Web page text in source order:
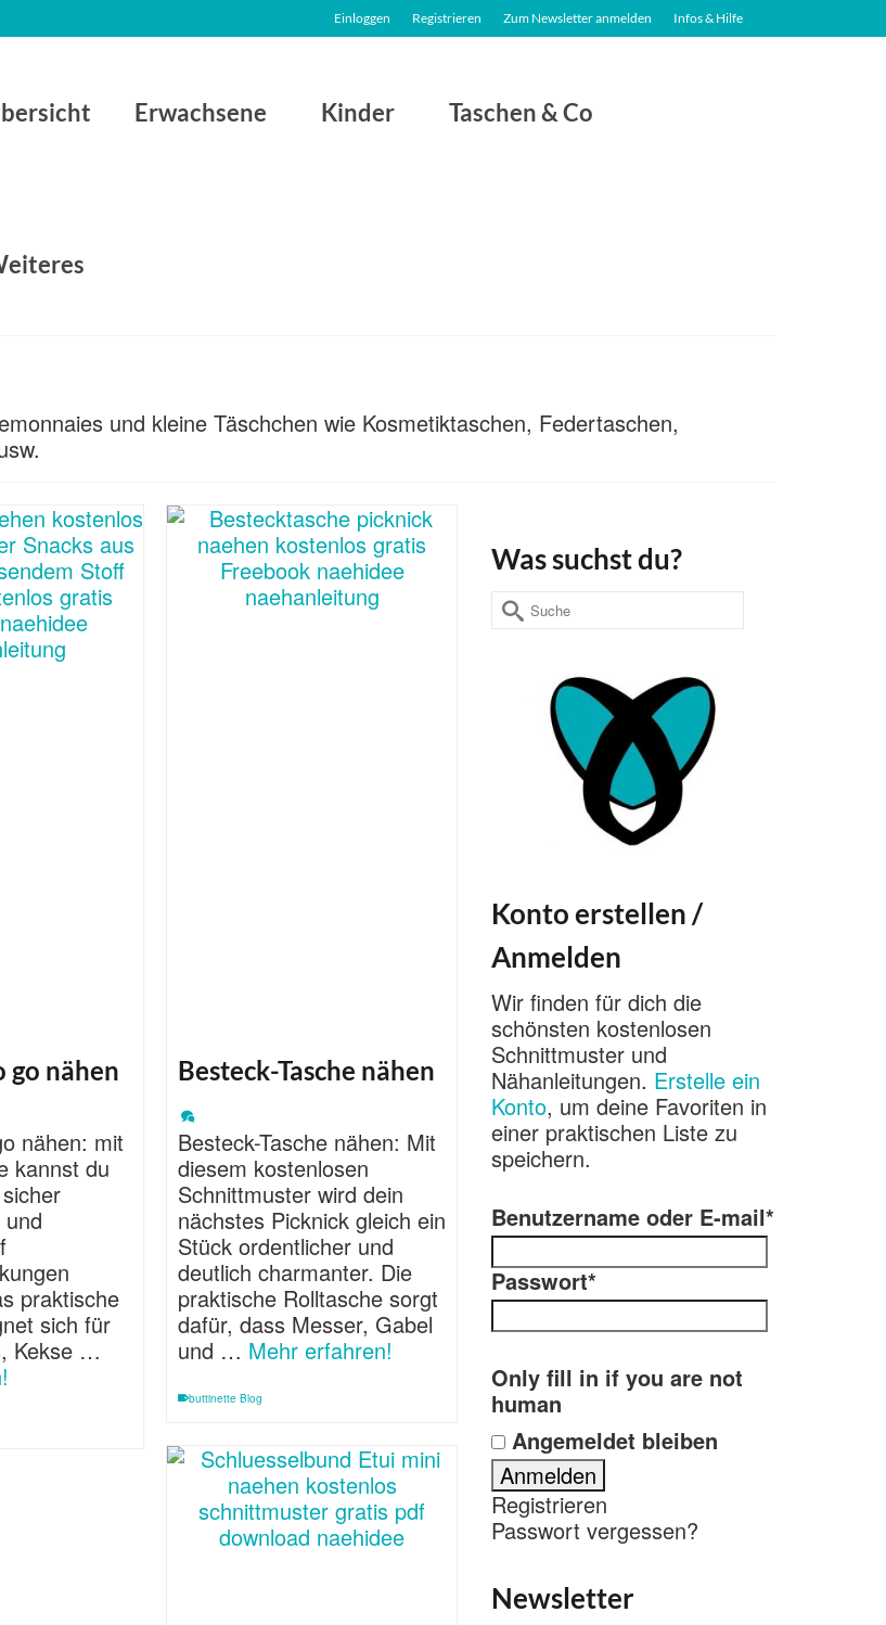
Einloggen Registrieren Zum Newsletter anmelden Infos & Hilfe
Erwachsene Kinder Taschen & Co
und kleine Täschchen wie Kosmetiktaschen, Federtaschen,
go nähen
nähen: mit
kannst du
praktische
sich für
Kekse …
Besteck-Tasche nähen
Besteck-Tasche nähen: Mit
diesem kostenlosen
Schnittmuster wird dein
nächstes Picknick gleich ein
Stück ordentlicher und
deutlich charmanter. Die
praktische Rolltasche sorgt
dafür, dass Messer, Gabel
und … Mehr erfahren!
buttinette Blog
Was suchst du?
Suche
nach:
Konto erstellen /
Anmelden
Wir finden für dich die
schönsten kostenlosen
Schnittmuster und
Nähanleitungen. Erstelle ein
Konto, um deine Favoriten in
einer praktischen Liste zu
speichern.
Benutzername oder E-mail*
Passwort*
Only fill in if you are not
human
Angemeldet bleiben
Registrieren
Passwort vergessen?
Newsletter